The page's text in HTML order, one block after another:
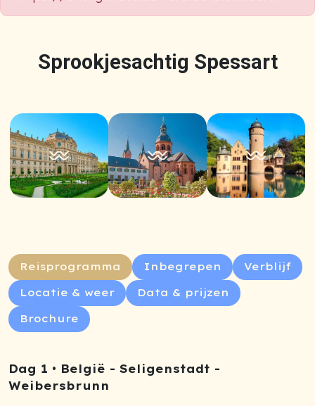
Sprookjesachtig Spessart
Reisprogramma Inbegrepen Verblijf
Locatie & weer Data & prijzen
Brochure
Dag 1 • België - Seligenstadt -
Weibersbrunn